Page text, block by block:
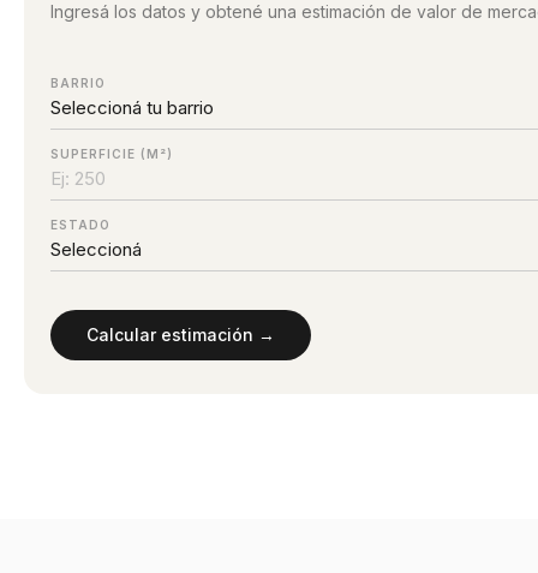
Ingresá los datos y obtené una estimación de valor de
BARRIO
SUPERFICIE (M²)
ESTADO
Calcular estimación →